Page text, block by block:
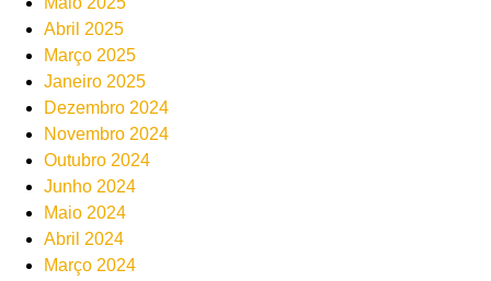
Abril 2025
Março 2025
Janeiro 2025
Dezembro 2024
Novembro 2024
Outubro 2024
Junho 2024
Maio 2024
Abril 2024
Março 2024